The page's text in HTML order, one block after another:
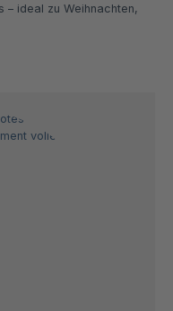
– ideal zu Weihnachten,